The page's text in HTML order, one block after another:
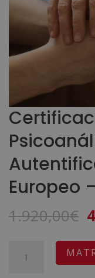
Europeo
1.920,00€